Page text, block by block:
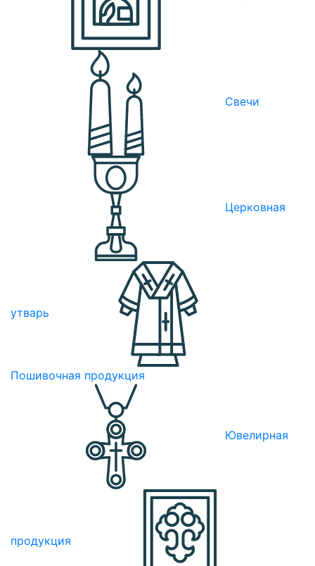
Свечи
Церковная
утварь
Пошивочная продукция
Ювелирная
продукция